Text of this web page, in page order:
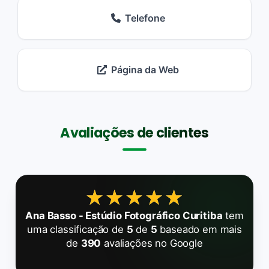
Telefone
Página da Web
Avaliações de clientes
★★★★★
★★★★★
Ana Basso - Estúdio Fotográfico Curitiba tem
uma classificação de 5 de 5 baseado em mais
de 390 avaliações no Google